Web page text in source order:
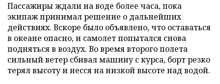
Пассажиры ждали на воде более часа, пока
экипаж принимал решение о дальнейших
действиях. Вскоре было объявлено, что оставаться
в океане опасно, и самолет попытался снова
подняться в воздух. Во время второго полета
сильный ветер сбивал машину с курса, борт резко
терял высоту и несся на низкой высоте над водой.